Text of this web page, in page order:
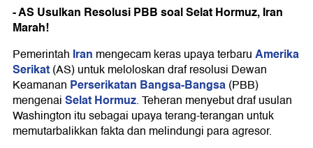
- AS Usulkan Resolusi PBB soal Selat Hormuz, Iran
Marah!
Pemerintah Iran mengecam keras upaya terbaruAmerika
Serikat(AS) untuk meloloskan draf resolusi Dewan
Keamanan Perserikatan Bangsa-Bangsa(PBB)
mengenaiSelat Hormuz. Teheran menyebut draf usulan
Washington itu sebagai upaya terang-terangan untuk
memutarbalikkan fakta dan melindungi para agresor.